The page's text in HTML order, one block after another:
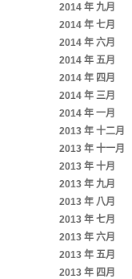
2014 年 九月
2014 年 七月
2014 年 六月
2014 年 五月
2014 年 四月
2014 年 三月
2014 年 一月
2013 年 十二月
2013 年 十一月
2013 年 十月
2013 年 九月
2013 年 八月
2013 年 七月
2013 年 六月
2013 年 五月
2013 年 四月